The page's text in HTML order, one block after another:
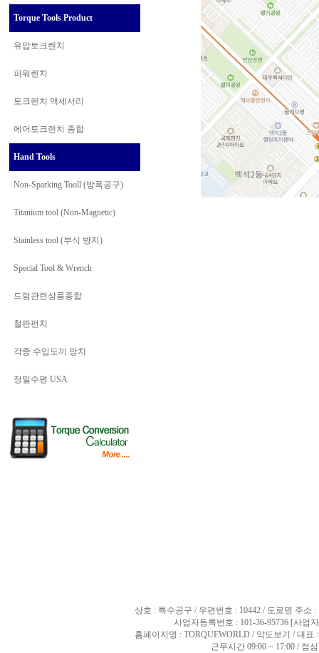
Torque Tools Product
유압토크렌치
파워렌치
토크렌치 액세서리
에어토크렌치 종합
Hand Tools
Non-Sparking Tooll (방폭공구)
Titanium tool (Non-Magnetic)
Stainless tool (부식 방지)
Special Tool & Wrench
드럼관련상품종합
철판펀치
각종 수입도끼.망치
정밀수평 USA
상호 : 특수공구 / 우편번호 : 10442 / 도로명 주소
사업자등록번호 : 101-36-95736 [사업
홈페이지명 : TORQUEWORLD / 약도보기 / 대표
근무시간 09:00 ~ 17:00 / 점